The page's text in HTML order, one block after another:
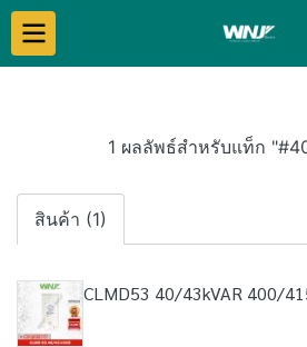
1 ผลลัพธ์สำหรับแท็ก
สินค้า (1)
CLMD53 40/43kVAR 400/